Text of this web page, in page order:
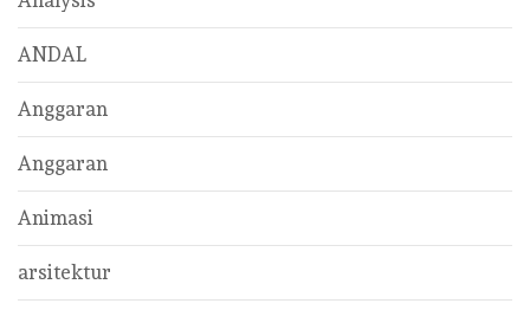
ANDAL
Anggaran
Anggaran
Animasi
arsitektur